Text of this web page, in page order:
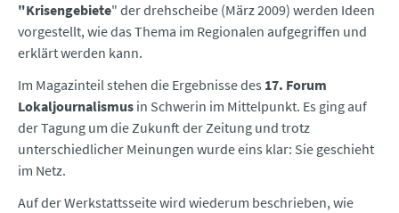
"Krisengebiete" der drehscheibe (März 2009) werden Ideen
vorgestellt, wie das Thema im Regionalen aufgegriffen und
erklärt werden kann.
Im Magazinteil stehen die Ergebnisse des 17. Forum
Lokaljournalismus in Schwerin im Mittelpunkt. Es ging auf
der Tagung um die Zukunft der Zeitung und trotz
unterschiedlicher Meinungen wurde eins klar: Sie geschieht
im Netz.
Auf der Werkstattsseite wird wiederum beschrieben, wie